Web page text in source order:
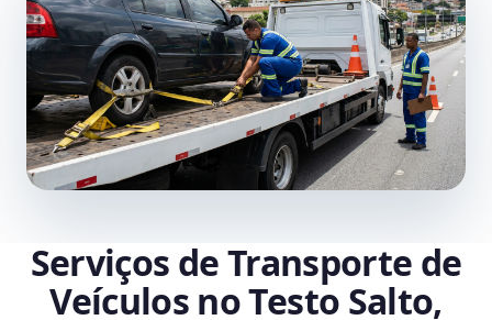
Serviços de Transporte de
Veículos no Testo Salto,